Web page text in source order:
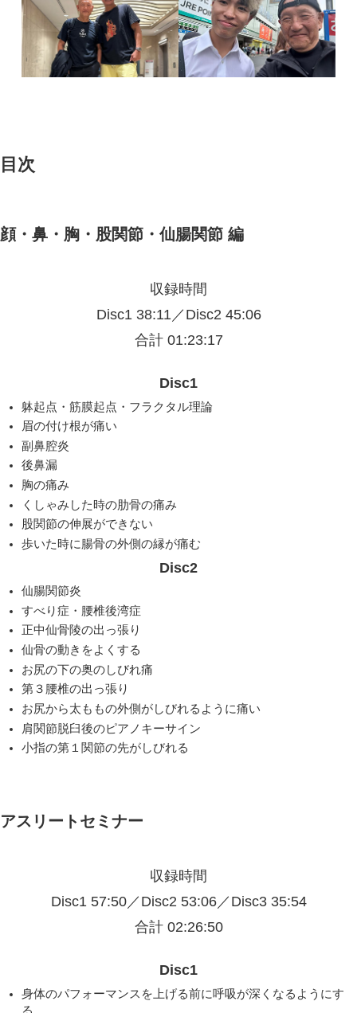
目次
顔・鼻・胸・股関節・仙腸関節 編
収録時間
Disc1 38:11／Disc2 45:06
合計 01:23:17
Disc1
躰起点・筋膜起点・フラクタル理論
眉の付け根が痛い
副鼻腔炎
後鼻漏
胸の痛み
くしゃみした時の肋骨の痛み
股関節の伸展ができない
歩いた時に腸骨の外側の縁が痛む
Disc2
仙腸関節炎
すべり症・腰椎後湾症
正中仙骨陵の出っ張り
仙骨の動きをよくする
お尻の下の奥のしびれ痛
第３腰椎の出っ張り
お尻から太ももの外側がしびれるように痛い
肩関節脱臼後のピアノキーサイン
小指の第１関節の先がしびれる
アスリートセミナー
収録時間
Disc1 57:50／Disc2 53:06／Disc3 35:54
合計 02:26:50
Disc1
身体のパフォーマンスを上げる前に呼吸が深くなるようにす